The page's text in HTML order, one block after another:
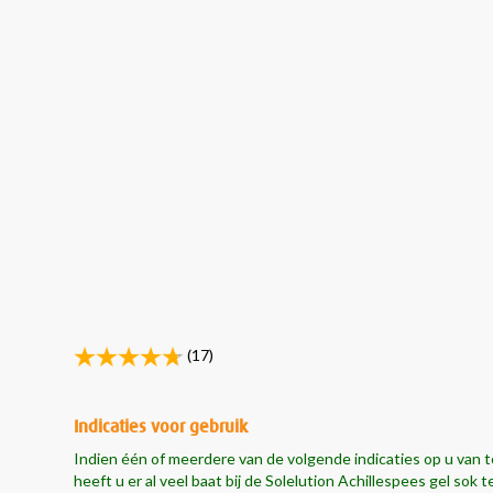
(17)
Indicaties voor gebruik
Indien één of meerdere van de volgende indicaties op u van
heeft u er al veel baat bij de Solelution Achillespees gel sok